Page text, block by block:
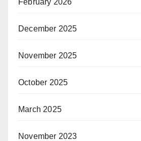
December 2025
November 2025
October 2025
March 2025
November 2023